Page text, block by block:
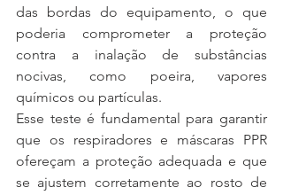
das bordas do equipamento, o que
poderia comprometer a proteção
contra a inalação de substâncias
nocivas, como poeira, vapores
químicos ou partículas.
Esse teste é fundamental para garantir
que os respiradores e máscaras PPR
ofereçam a proteção adequada e que
se ajustem corretamente ao rosto de